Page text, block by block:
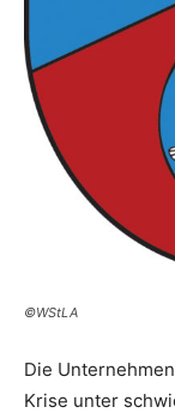
©WStLA
Die
Krise unter